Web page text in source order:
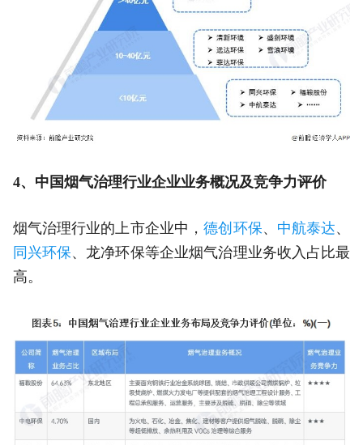
4、中国烟气治理行业企业业务概况及竞争力评价
烟气治理行业的上市企业中，德创环保、 中航泰达、
同兴环保、龙净环保等企业烟气治理业务收入占比最
高。